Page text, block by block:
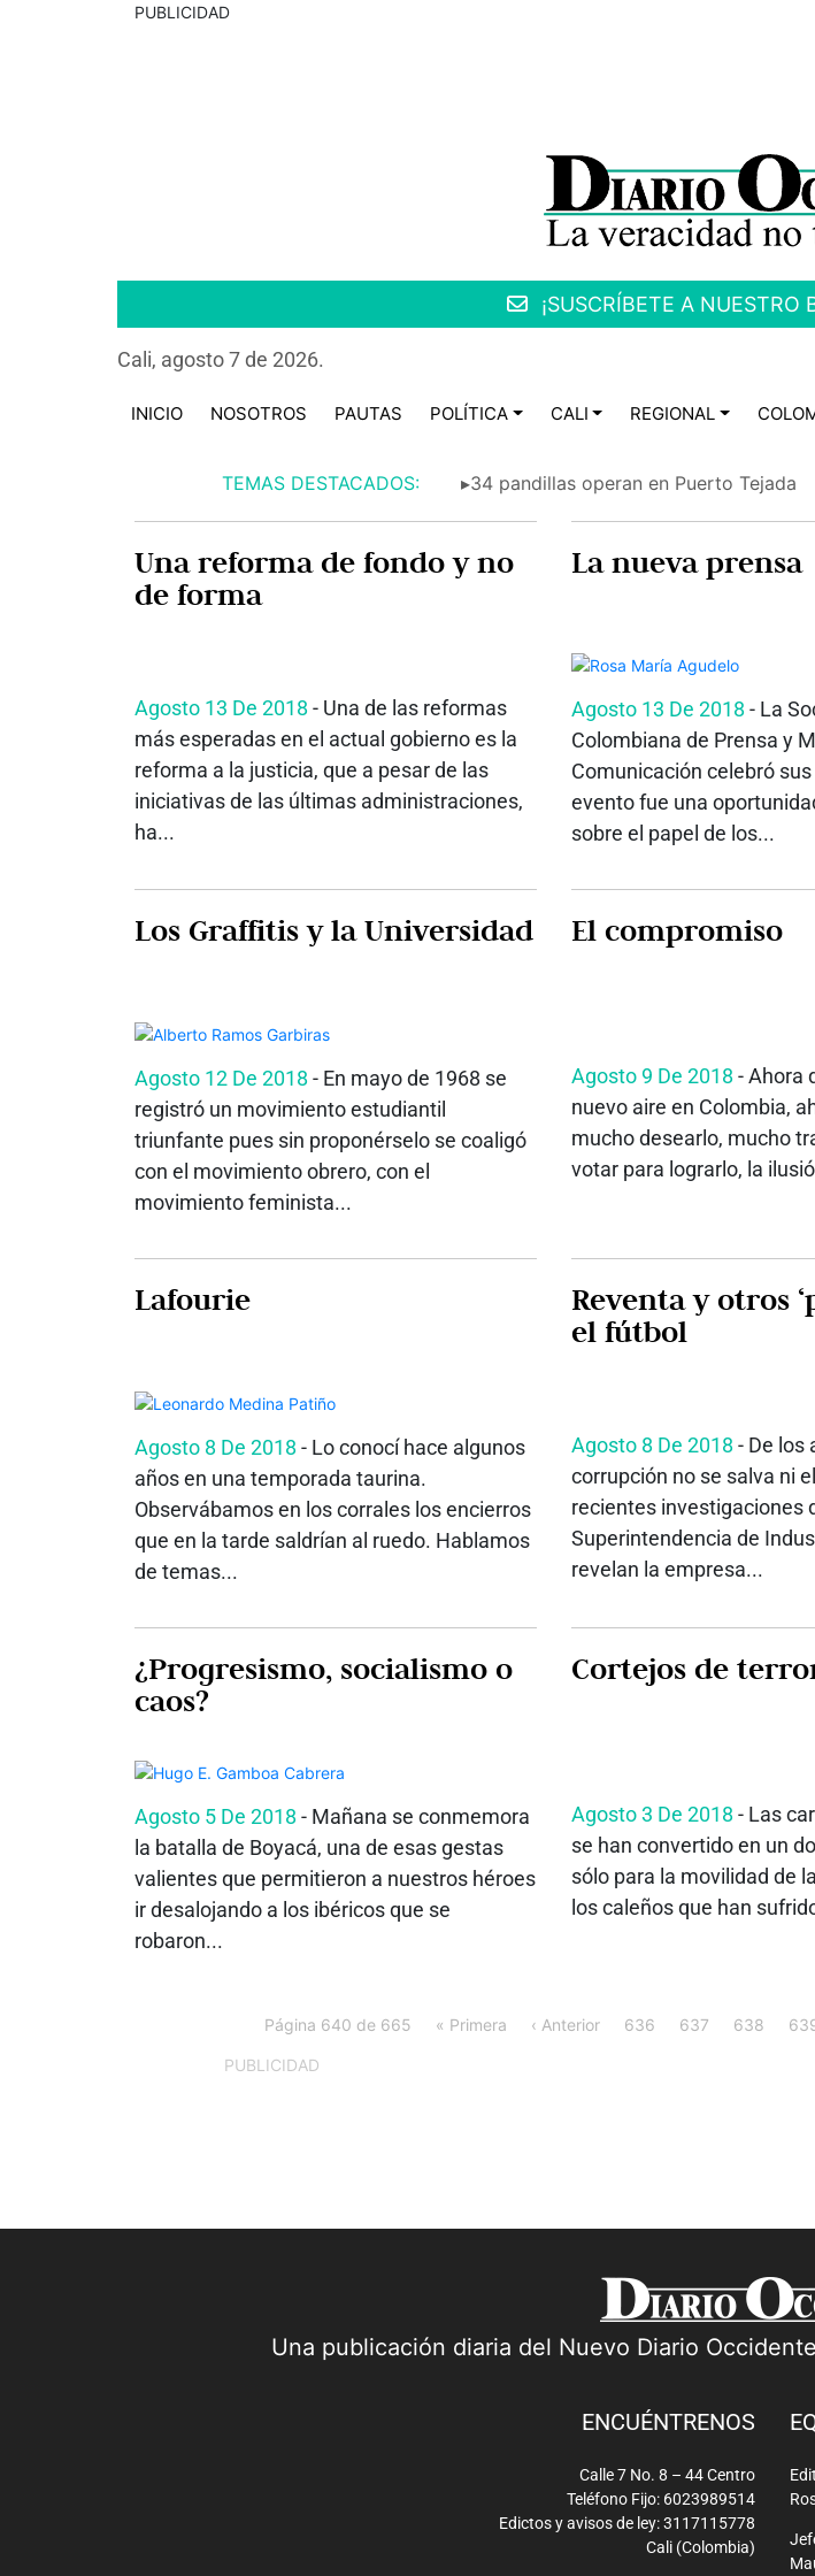
PUBLICIDAD
¡SUSCRÍBETE A NUESTRO
Cali, agosto 7 de 2026.
INICIO NOSOTROS PAUTAS POLÍTICA CALI REGIONAL
TEMAS DESTACADOS: ▸34 pandillas operan en Puerto Tejada
Una reforma de fondo y no
de forma
Agosto 13 De 2018 - Una de las reformas
más esperadas en el actual gobierno es la
reforma a la justicia, que a pesar de las
iniciativas de las últimas administraciones,
ha...
La nueva prensa
Agosto 13 De 2018 - La
Colombiana de Prensa y
Comunicación celebró sus
evento fue una
sobre el papel de los...
Los Graffitis y la Universidad
Agosto 12 De 2018 - En mayo de 1968 se
registró un movimiento estudiantil
triunfante pues sin proponérselo se coaligó
con el movimiento obrero, con el
movimiento feminista...
El compromiso
Agosto 9 De 2018 - Ahora
nuevo aire en Colombia,
mucho desearlo, mucho
votar para lograrlo, la
Lafourie
Agosto 8 De 2018 - Lo conocí hace algunos
años en una temporada taurina.
Observábamos en los corrales los encierros
que en la tarde saldrían al ruedo. Hablamos
de temas...
Reventa y otros
el fútbol
Agosto 8 De 2018 - De los
corrupción no se salva ni
recientes investigaciones
Superintendencia de
revelan la empresa...
¿Progresismo, socialismo o
caos?
Agosto 5 De 2018 - Mañana se conmemora
la batalla de Boyacá, una de esas gestas
valientes que permitieron a nuestros héroes
ir desalojando a los ibéricos que se
robaron...
Cortejos de
Agosto 3 De 2018 - Las
se han convertido en un
sólo para la movilidad de
los caleños que han
Página 640 de 665 « Primera ‹ Anterior 636 637 638
PUBLICIDAD
Una publicación diaria del Nuevo Diario
ENCUÉNTRENOS
Calle 7 No. 8 – 44 Centro
Teléfono Fijo: 6023989514
Edictos y avisos de ley: 3117115778
Cali (Colombia)